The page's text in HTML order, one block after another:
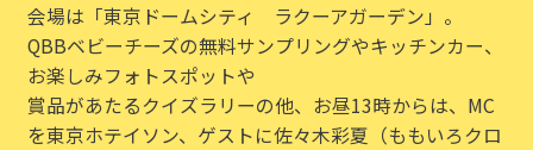
会場は「東京ドームシティ ラクーアガーデン」。
QBBベビーチーズの無料サンプリングやキッチンカー、
お楽しみフォトスポットや
賞品があたるクイズラリーの他、お昼13時からは、MC
を東京ホテイソン、ゲストに佐々木彩夏（ももいろクロ